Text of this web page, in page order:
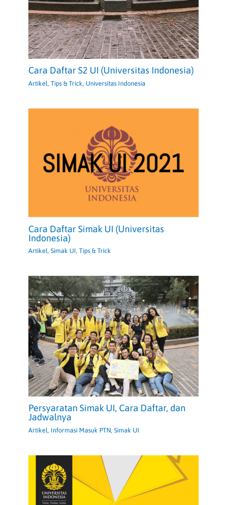
Cara Daftar S2 UI (Universitas Indonesia)
Artikel,Tips & Trick, Universitas Indonesia
Cara Daftar Simak UI (Universitas
Indonesia)
Artikel,Simak UI,Tips & Trick
Persyaratan Simak UI, Cara Daftar, dan
Jadwalnya
Artikel, Informasi Masuk PTN,Simak UI